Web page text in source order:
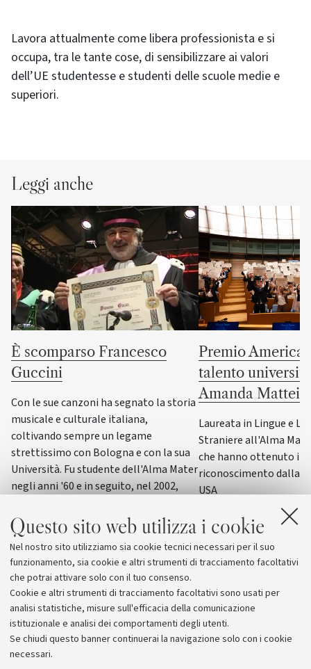
Questo sito web utilizza i cookie
Nel nostro sito utilizziamo sia cookie tecnici necessari per il suo
funzionamento, sia cookie e altri strumenti di tracciamento facoltativi
che potrai attivare solo con il tuo consenso.
Cookie e altri strumenti di tracciamento facoltativi sono usati per
analisi statistiche, misure sull'efficacia della comunicazione
istituzionale e analisi dei comportamenti degli utenti.
Se chiudi questo banner continuerai la navigazione solo con i cookie
necessari.
Lavora attualmente come libera professionista e si
occupa, tra le tante cose, di sensibilizzare ai valori
dell’UE studentesse e studenti delle scuole medie e
superiori.
Leggi anche
È scomparso Francesco
Guccini
Con le sue canzoni ha segnato la storia
musicale e culturale italiana,
coltivando sempre un legame
strettissimo con Bologna e con la sua
Università. Fu studente dell'Alma Mater
negli anni '60 e in seguito, nel 2002,
Scienze della formazione primaria
Premio America
talento
Amanda Mattei
Laureata in Lingue e
Straniere all'Alma
che hanno ottenuto il
riconoscimento dalla
USA